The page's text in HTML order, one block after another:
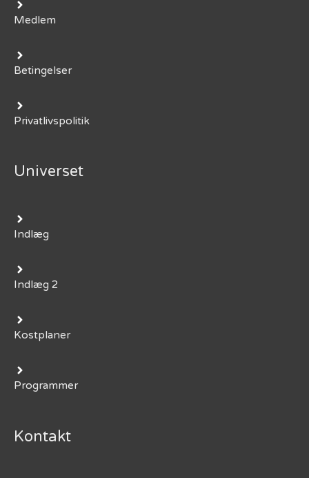
Medlem
Betingelser
Privatlivspolitik
Universet
Indlæg
Indlæg 2
Kostplaner
Programmer
Kontakt